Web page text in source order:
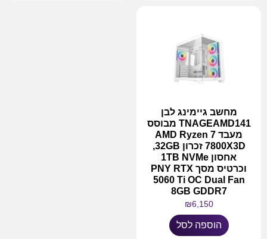
מחשב גיימינג לבן
TNAGEAMD141 מבוסס
מעבד AMD Ryzen 7
7800X3D זכרון 32GB,
אחסון 1TB NVMe
וכרטיס מסך PNY RTX
5060 Ti OC Dual Fan
8GB GDDR7
₪6,150
הוספה לסל